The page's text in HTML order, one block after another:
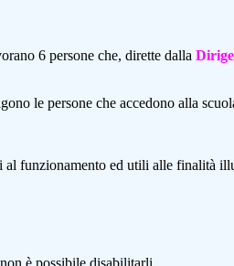
6 persone che, dirette dalla
le persone che accedono alla
funzionamento ed utili alle finalità